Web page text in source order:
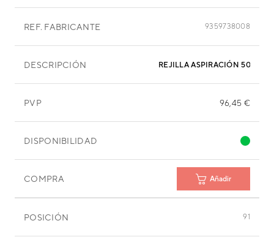
REF. FABRICANTE 9359738008
DESCRIPCIÓN REJILLA ASPIRACIÓN
PVP 96,45 €
DISPONIBILIDAD
COMPRA Añadir
POSICIÓN 91